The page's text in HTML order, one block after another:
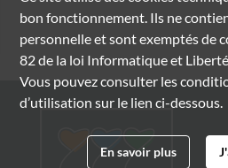
bon fonctionnement. Ils ne
personnelle et sont exemptés de
82 de la loi Informatique et
Vous pouvez consulter les
d’utilisation sur le lien ci-dessous.
En savoir plus